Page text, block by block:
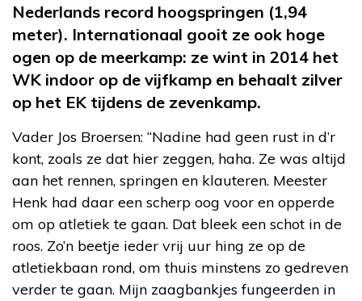
Nederlands record hoogspringen (1,94
meter). Internationaal gooit ze ook hoge
ogen op de meerkamp: ze wint in 2014 het
WK indoor op de vijfkamp en behaalt zilver
op het EK tijdens de zevenkamp.
Vader Jos Broersen: “Nadine had geen rust in d’r
kont, zoals ze dat hier zeggen, haha. Ze was altijd
aan het rennen, springen en klauteren. Meester
Henk had daar een scherp oog voor en opperde
om op atletiek te gaan. Dat bleek een schot in de
roos. Zo’n beetje ieder vrij uur hing ze op de
atletiekbaan rond, om thuis minstens zo gedreven
verder te gaan. Mijn zaagbankjes fungeerden in